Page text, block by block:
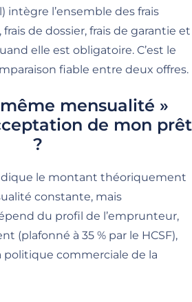
intègre l’ensemble des frais
de dossier, frais de garantie et
elle est obligatoire. C’est le
fiable entre deux offres.
mensualité »
de mon prêt
?
le montant théoriquement
constante, mais
du profil de l’emprunteur,
(plafonné à 35 % par le HCSF),
politique commerciale de la